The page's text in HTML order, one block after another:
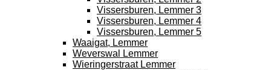
Vissersburen, Lemmer 3
Vissersburen, Lemmer 4
Vissersburen, Lemmer 5
Waaigat, Lemmer
Weverswal Lemmer
Wieringerstraat Lemmer